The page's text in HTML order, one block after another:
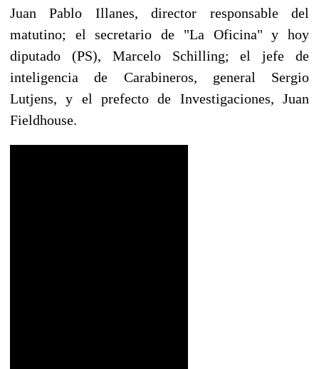
Juan Pablo Illanes, director responsable del
matutino; el secretario de "La Oficina" y hoy
diputado (PS), Marcelo Schilling; el jefe de
inteligencia de Carabineros, general Sergio
Lutjens, y el prefecto de Investigaciones, Juan
Fieldhouse.